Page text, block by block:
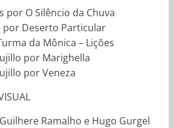
por O Silêncio da Chuva
por Deserto Particular
da Mônica – Lições
por Marighella
por Veneza
Ramalho e Hugo Gurgel